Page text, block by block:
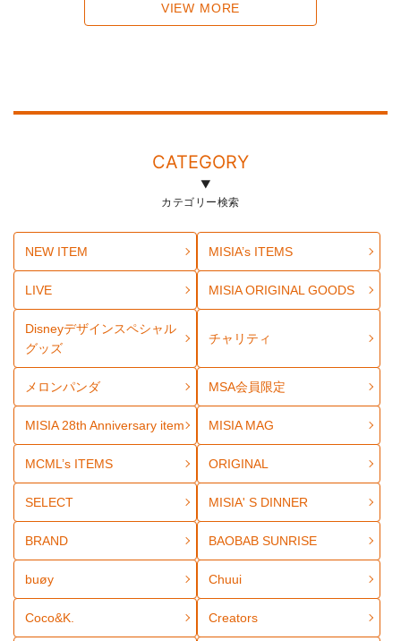
VIEW MORE
CATEGORY
カテゴリー検索
NEW ITEM MISIA’s ITEMS
LIVE MISIA ORIGINAL GOODS
Disneyデザインスペシャル
グッズ
チャリティ
メロンパンダ MSA会員限定
MISIA 28th Anniversary item MISIA MAG
MCML’s ITEMS ORIGINAL
SELECT MISIA' S DINNER
BRAND BAOBAB SUNRISE
buøy Chuui
Coco&K. Creators